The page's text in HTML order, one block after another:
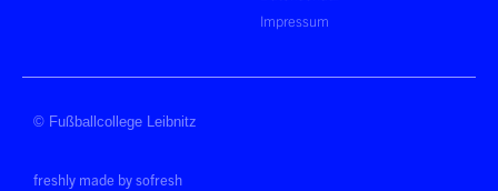
Impressum
© Fußballcollege Leibnitz
freshly made by sofresh